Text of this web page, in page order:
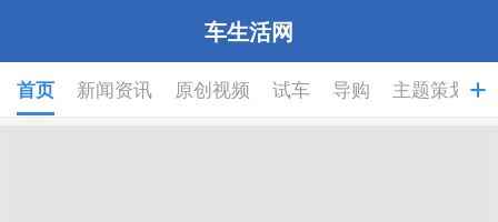
车生活网
首页 新闻资讯 原创视频 试车 导购 主题策划 